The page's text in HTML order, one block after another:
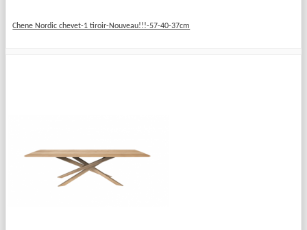
Chene Nordic chevet-1 tiroir-Nouveau!!!-57-40-37cm